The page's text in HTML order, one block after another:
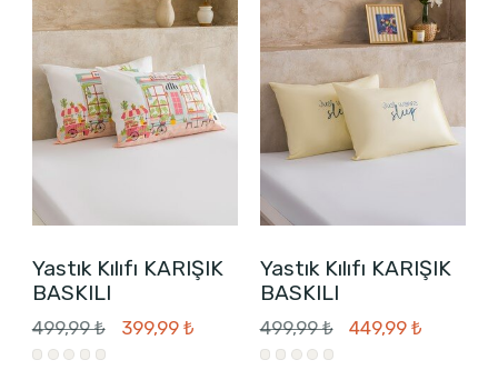
Yastık Kılıfı KARIŞIK
BASKILI
499,99 ₺ 399,99 ₺
Yastık Kılıfı KARIŞIK
BASKILI
499,99 ₺ 449,99 ₺